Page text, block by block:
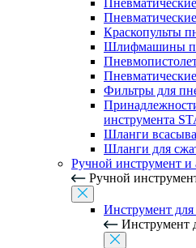
Краскопульты
Шлифмашины
Фильтры для
инструмента
Шланги
Шланги для
Ручной инструмент
Ручной
Инструмент
Инструмент